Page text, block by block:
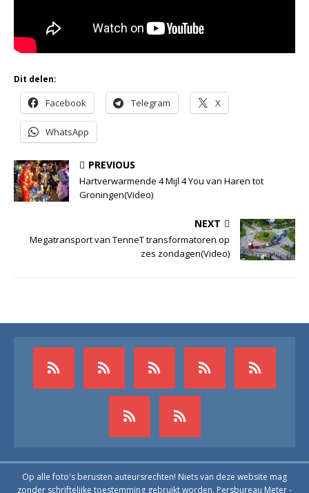
Dit delen:
Facebook Telegram X
WhatsApp
PREVIOUS
Hartverwarmende 4 Mijl 4 You van Haren tot
Groningen(Video)
NEXT
Megatransport van TenneT transformatoren op
zes zondagen(Video)
Op alle foto's berusten auteursrechten! Niets van deze website mag
zonder schriftelijke toestemming gebruikt worden. Persbureau Meter -